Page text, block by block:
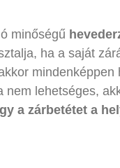
minőségű
ha a saját
mindenképpen
nem lehetséges,
a zárbetétet a